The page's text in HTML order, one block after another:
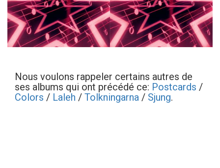
Nous voulons rappeler certains autres de
ses albums qui ont précédé ce: Postcards /
Colors / Laleh / Tolkningarna / Sjung.